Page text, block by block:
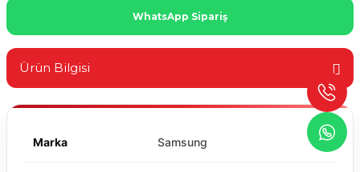
WhatsApp Sipariş
Ürün Bilgisi
Marka Samsung